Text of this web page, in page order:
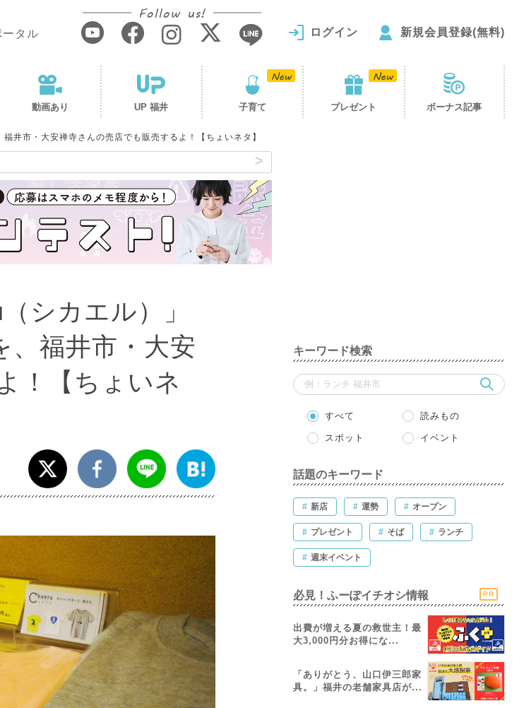
タル
Follow us!
ログイン 新規会員登録(無料)
動画あり UP 福井 子育て プレゼント ボーナス記事
井市・大安禅寺さんの売店でも販売するよ！【ちょいネタ】
シカエル）」
、福井市・大安
！【ちょいネ
キーワード検索
すべて 読みもの
スポット イベント
話題のキーワード
# 新店 # 運勢 # オープン
# プレゼント # そば # ランチ
# 週末イベント
必見！ふーぽイチオシ情報 PR
出費が増える夏の救世主！最
大3,000円分お得にな...
「ありがとう、山口伊三郎家
具。」福井の老舗家具店が...